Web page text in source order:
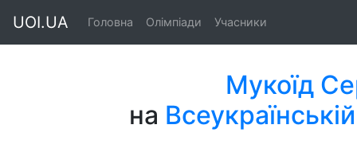
UOI.UA Головна Олімпіади Учасники
Мукоїд
на